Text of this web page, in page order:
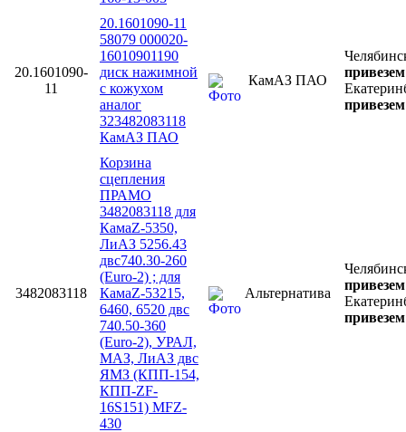
20.1601090-
11
20.1601090-11
58079 000020-
16010901190
диск нажимной
с кожухом
аналог
323482083118
КамАЗ ПАО
КамАЗ ПАО
3482083118
Корзина
сцепления
ПРАМО
3482083118 для
КамаZ-5350,
ЛиАЗ 5256.43
двс740.30-260
(Euro-2) ; для
КамаZ-53215,
6460, 6520 двс
740.50-360
(Euro-2), УРАЛ,
МАЗ, ЛиАЗ двс
ЯМЗ (КПП-154,
КПП-ZF-
16S151) MFZ-
430
Альтернатива